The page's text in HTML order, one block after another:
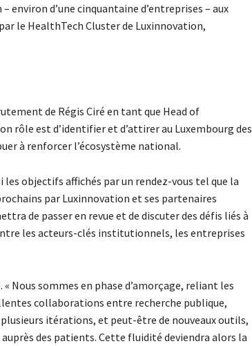
d’une cinquantaine d’entreprises – aux
le HealthTech Cluster de Luxinnovation,
de Régis Ciré en tant que Head of
rôle est d’identifier et d’attirer au Luxembourg des
à renforcer l’écosystème national.
objectifs affichés par un rendez-vous tel que la
par Luxinnovation et ses partenaires
de passer en revue et de discuter des défis liés à
les acteurs-clés institutionnels, les entreprises
Nous sommes en phase d’amorçage, reliant les
collaborations entre recherche publique,
itérations, et peut-être de nouveaux outils,
des patients. Cette fluidité deviendra alors la